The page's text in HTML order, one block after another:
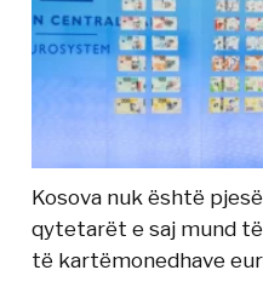
Kosova nuk është
qytetarët e saj mund
të kartëmonedhave